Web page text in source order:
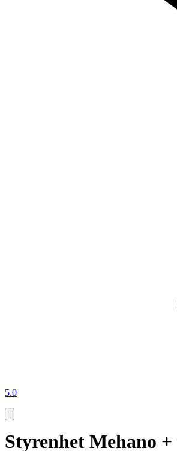
5.0
Styrenhet Mehano